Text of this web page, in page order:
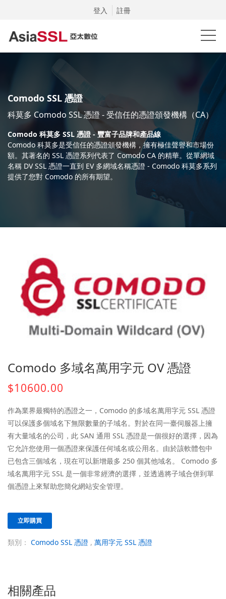
登入 註冊
Comodo SSL 憑證
科莫多 Comodo SSL 憑證 - 受信任的憑證頒發機構（CA）
Comodo 科莫多 SSL 憑證 - 豐富子品牌和產品線
Comodo 科莫多是受信任的憑證頒發機構，擁有極佳聲譽和市場份
額。其著名的 SSL 憑證系列代表了 Comodo CA 的精華。從單網域
名稱 DV SSL 憑證一直到 EV 多網域名稱憑證 - Comodo 科莫多系列
提供了您對 Comodo 的所有期望。
Comodo 多域名萬用字元 OV 憑證
$10600.00
作為業界最獨特的憑證之一，Comodo 的多域名萬用字元 SSL 憑證
可以保護多個域名下無限數量的子域名。對於在同一臺伺服器上擁
有大量域名的公司，此 SAN 通用 SSL 憑證是一個很好的選擇，因為
它允許您使用一個憑證來保護任何域名或公用名。由於該軟體包中
已包含三個域名，現在可以新增最多 250 個其他域名。 Comodo 多
域名萬用字元 SSL 是一個非常經濟的選擇，並透過將子域合併到單
個憑證上來幫助您簡化網站安全管理。
立即購買
類別： Comodo SSL 憑證 , 萬用字元 SSL 憑證
相關產品